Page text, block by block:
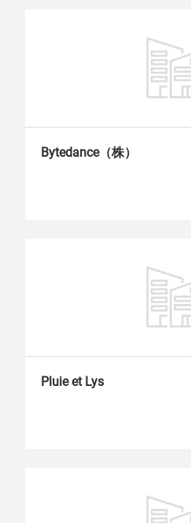
Bytedance（株）
Pluie et Lys